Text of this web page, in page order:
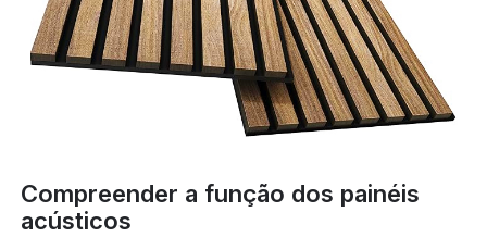
Compreender a função dos painéis
acústicos